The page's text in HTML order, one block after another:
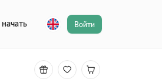
начать
Войти